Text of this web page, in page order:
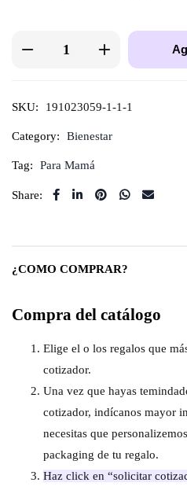
SKU: 191023059-1-1-1
Category: Bienestar
Tag: Para Mamá
Share:
¿COMO COMPRAR?
Compra del catálogo
Elige el o los regalos que
cotizador.
Una vez que hayas
cotizador, indícanos mayor
necesitas que
packaging de tu regalo.
Haz click en “solicitar